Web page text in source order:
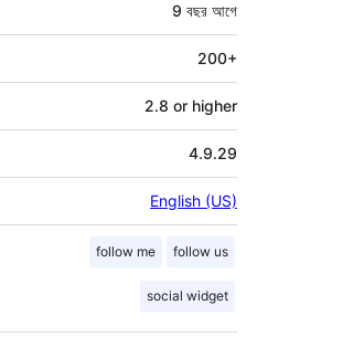
9 বছর আগে
200+
2.8 or higher
4.9.29
English (US)
follow me follow us
social widget